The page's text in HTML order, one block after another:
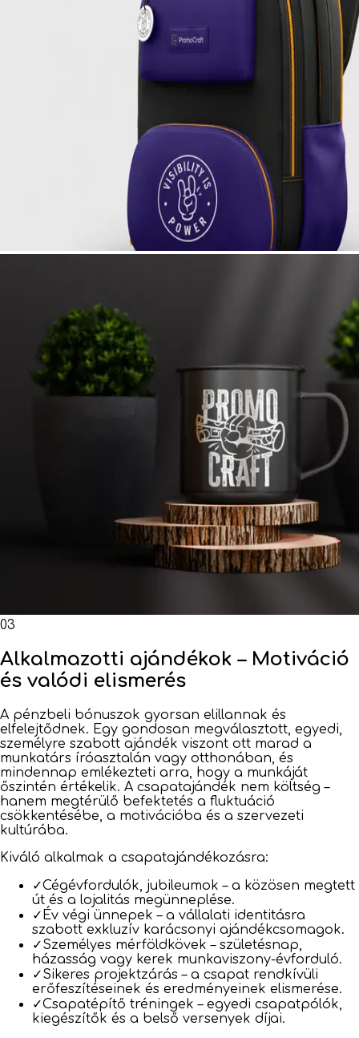
03
Alkalmazotti ajándékok – Motiváció
és valódi elismerés
A pénzbeli bónuszok gyorsan elillannak és
elfelejtődnek. Egy gondosan megválasztott, egyedi,
személyre szabott ajándék viszont ott marad a
munkatárs íróasztalán vagy otthonában, és
mindennap emlékezteti arra, hogy a munkáját
őszintén értékelik. A csapatajándék nem költség –
hanem megtérülő befektetés a fluktuáció
csökkentésébe, a motivációba és a szervezeti
kultúrába.
Kiváló alkalmak a csapatajándékozásra:
✓Cégévfordulók, jubileumok – a közösen megtett
út és a lojalitás megünneplése.
✓ Év végi ünnepek – a vállalati identitásra
szabott exkluzív karácsonyi ajándékcsomagok.
✓Személyes mérföldkövek – születésnap,
házasság vagy kerek munkaviszony-évforduló.
✓Sikeres projektzárás – a csapat rendkívüli
erőfeszítéseinek és eredményeinek elismerése.
✓Csapatépítő tréningek – egyedi csapatpólók,
kiegészítők és a belső versenyek díjai.